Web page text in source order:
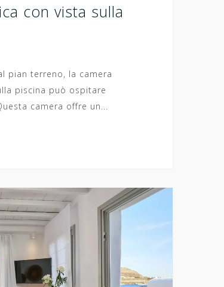
con vista sulla
pian terreno, la camera
piscina può ospitare
camera offre un...